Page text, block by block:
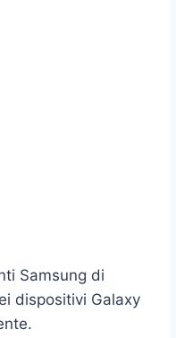
Samsung di
dispositivi Galaxy